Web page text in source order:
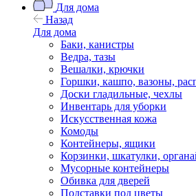
Для дома
Назад
Для дома
Баки, канистры
Ведра, тазы
Вешалки, крючки
Горшки, кашпо, вазоны,
Доски гладильные, чехлы
Инвентарь для уборки
Искусственная кожа
Комоды
Контейнеры, ящики
Корзинки, шкатулки,
Мусорные контейнеры
Обивка для дверей
Подставки под цветы